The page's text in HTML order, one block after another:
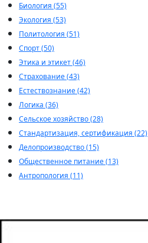
Биология (55)
Экология (53)
Политология (51)
Спорт (50)
Этика и этикет (46)
Страхование (43)
Естествознание (42)
Логика (36)
Сельское хозяйство (28)
Стандартизация, сертификация (22)
Делопроизводство (15)
Общественное питание (13)
Антропология (11)